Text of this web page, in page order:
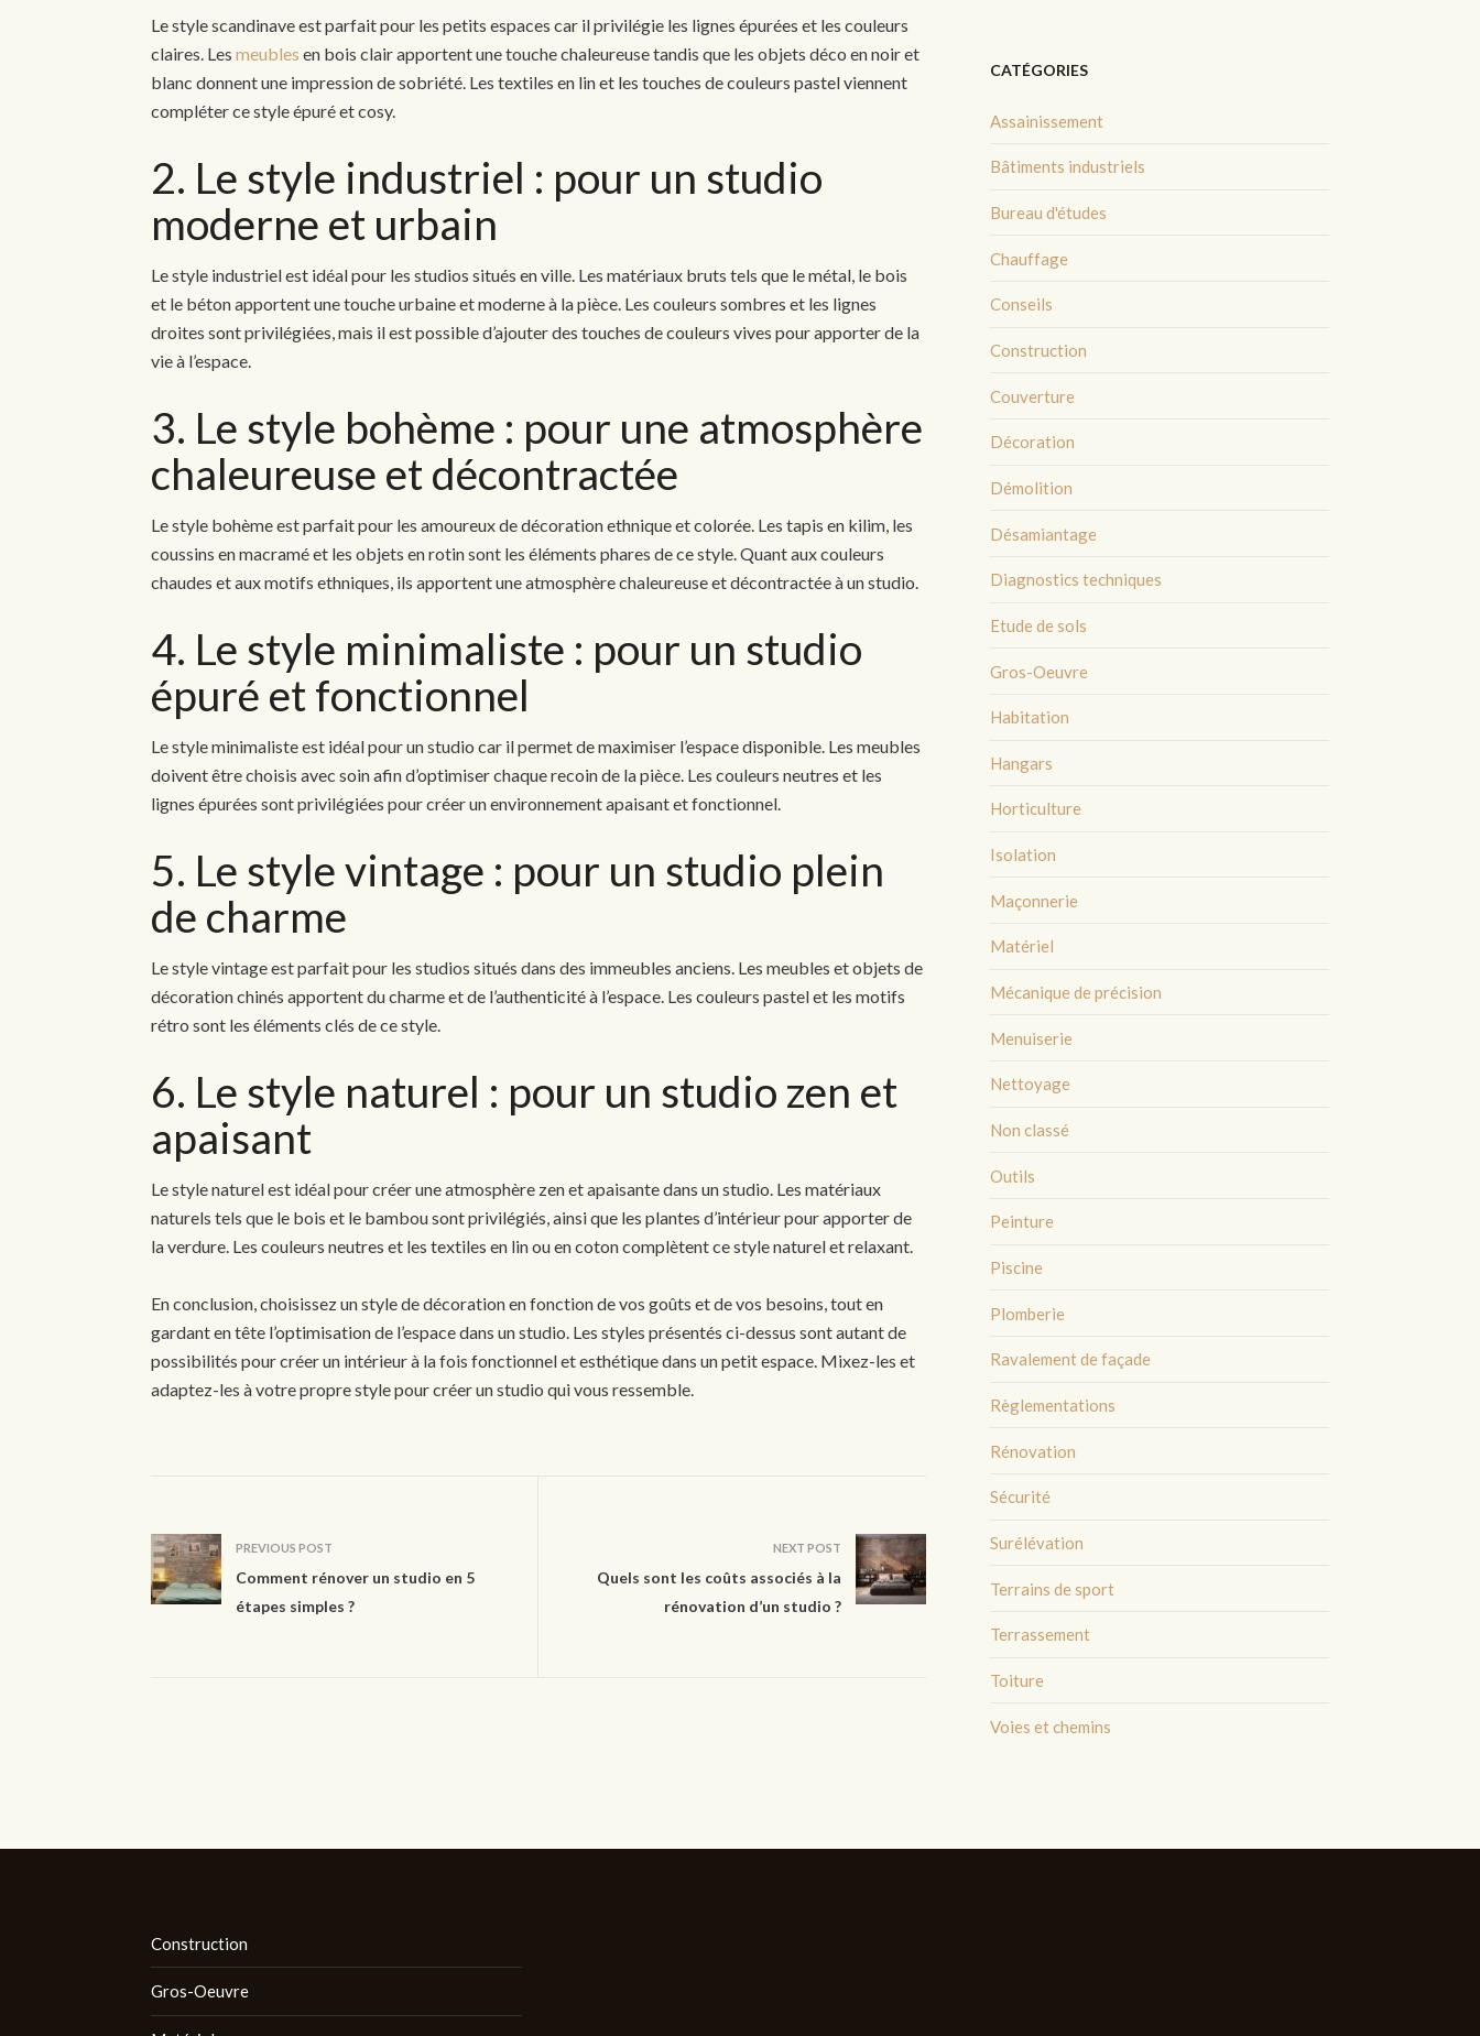
Le style scandinave est parfait pour les petits espaces car il privilégie les lignes épurées et les couleurs
claires. Les meubles en bois clair apportent une touche chaleureuse tandis que les objets déco en noir et
blanc donnent une impression de sobriété. Les textiles en lin et les touches de couleurs pastel viennent
compléter ce style épuré et cosy.
2. Le style industriel : pour un studio
moderne et urbain
Le style industriel est idéal pour les studios situés en ville. Les matériaux bruts tels que le métal, le bois
et le béton apportent une touche urbaine et moderne à la pièce. Les couleurs sombres et les lignes
droites sont privilégiées, mais il est possible d’ajouter des touches de couleurs vives pour apporter de la
vie à l’espace.
3. Le style bohème : pour une atmosphère
chaleureuse et décontractée
Le style bohème est parfait pour les amoureux de décoration ethnique et colorée. Les tapis en kilim, les
coussins en macramé et les objets en rotin sont les éléments phares de ce style. Quant aux couleurs
chaudes et aux motifs ethniques, ils apportent une atmosphère chaleureuse et décontractée à un studio.
4. Le style minimaliste : pour un studio
épuré et fonctionnel
Le style minimaliste est idéal pour un studio car il permet de maximiser l’espace disponible. Les meubles
doivent être choisis avec soin afin d’optimiser chaque recoin de la pièce. Les couleurs neutres et les
lignes épurées sont privilégiées pour créer un environnement apaisant et fonctionnel.
5. Le style vintage : pour un studio plein
de charme
Le style vintage est parfait pour les studios situés dans des immeubles anciens. Les meubles et objets de
décoration chinés apportent du charme et de l’authenticité à l’espace. Les couleurs pastel et les motifs
rétro sont les éléments clés de ce style.
6. Le style naturel : pour un studio zen et
apaisant
Le style naturel est idéal pour créer une atmosphère zen et apaisante dans un studio. Les matériaux
naturels tels que le bois et le bambou sont privilégiés, ainsi que les plantes d’intérieur pour apporter de
la verdure. Les couleurs neutres et les textiles en lin ou en coton complètent ce style naturel et relaxant.
En conclusion, choisissez un style de décoration en fonction de vos goûts et de vos besoins, tout en
gardant en tête l’optimisation de l’espace dans un studio. Les styles présentés ci-dessus sont autant de
possibilités pour créer un intérieur à la fois fonctionnel et esthétique dans un petit espace. Mixez-les et
adaptez-les à votre propre style pour créer un studio qui vous ressemble.
PREVIOUS POST
Comment rénover un studio en 5
étapes simples ?
NEXT POST
Quels sont les coûts associés à la
rénovation d’un studio ?
CATÉGORIES
Assainissement
Bâtiments industriels
Bureau d'études
Chauffage
Conseils
Construction
Couverture
Décoration
Démolition
Désamiantage
Diagnostics techniques
Etude de sols
Gros-Oeuvre
Habitation
Hangars
Horticulture
Isolation
Maçonnerie
Matériel
Mécanique de précision
Menuiserie
Nettoyage
Non classé
Outils
Peinture
Piscine
Plomberie
Ravalement de façade
Règlementations
Rénovation
Sécurité
Surélévation
Terrains de sport
Terrassement
Toiture
Voies et chemins
Construction
Gros-Oeuvre